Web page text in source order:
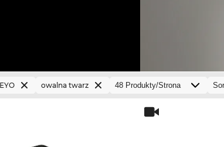
EYO owalna twarz